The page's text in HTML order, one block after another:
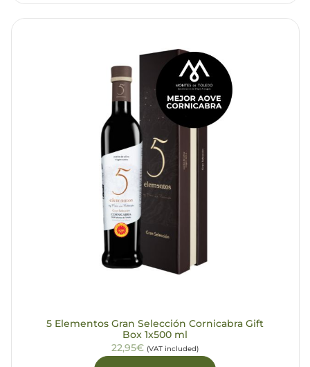
5 Elementos Gran Selección Cornicabra Gift
Box 1x500 ml
22,95€ (VAT included)